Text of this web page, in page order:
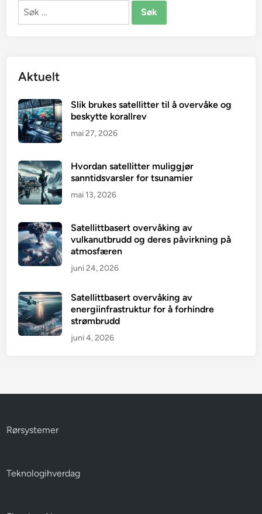
Søk
Aktuelt
Slik brukes satellitter til å overvåke og
beskytte korallrev
mai 27, 2026
Hvordan satellitter muliggjør
sanntidsvarsler for tsunamier
mai 13, 2026
Satellittbasert overvåking av
vulkanutbrudd og deres påvirkning på
atmosfæren
juni 24, 2026
Satellittbasert overvåking av
energiinfrastruktur for å forhindre
strømbrudd
juni 4, 2026
Rørsystemer
Teknologihverdag